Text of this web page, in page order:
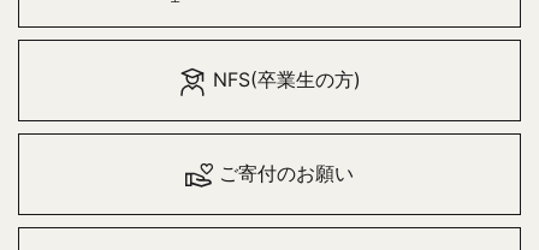
NFS(卒業生の方)
ご寄付のお願い